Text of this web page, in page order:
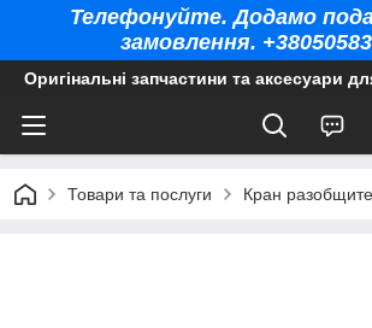
Телефонуйте. Додамо
замовлення.
Оригінальні запчастини та аксесуари
Товари та послуги Кран